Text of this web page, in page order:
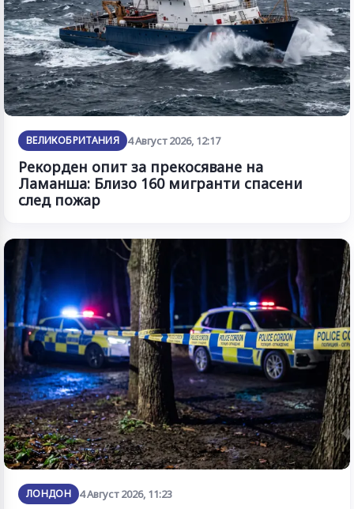
ВЕЛИКОБРИТАНИЯ 4 Август 2026, 12:17
Рекорден опит за прекосяване на
Ламанша: Близо 160 мигранти спасени
след пожар
ЛОНДОН 4 Август 2026, 11:23